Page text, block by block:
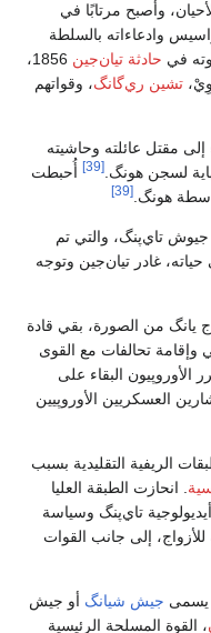
وأصبح مرتابًا في
وادعاءاته بالسلطة
في حادثة تيان‌جين
1856،
تشين ري‌گانگ، وقواتهم
مقتل عائلته وحاشيته
لسجن هونگ. [39]
أُحبطت
هونگ. [39]
تاي‌پنگ، والتي تم
غادر تيان‌جين وتوجه
يانگ من الصورة، بقي قادة
وإقامة تحالفات مع القوى
الأوروپيون البقاء على
العسكريين الأوروپيين
الريفية التقليدية بسبب
. انحازت الطبقة العليا
تاي‌پنگ وسياسة
إلى جانب القوات
يسمى جيش شيانگ أو جيش
، القوة المسلحة الرئيسية